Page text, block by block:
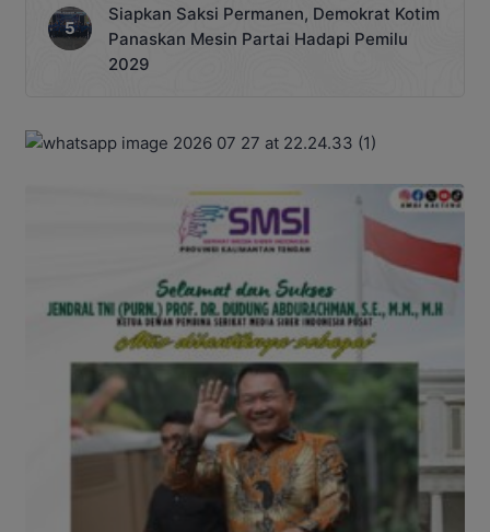
Siapkan Saksi Permanen, Demokrat Kotim
Panaskan Mesin Partai Hadapi Pemilu
2029